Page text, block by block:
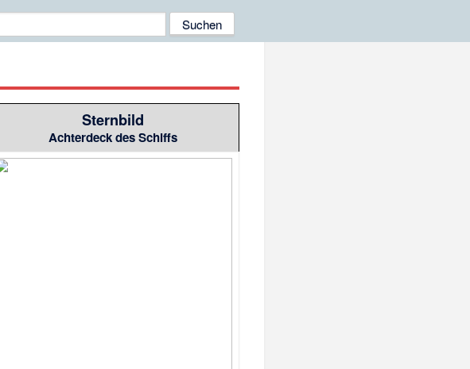
Sternbild
Achterdeck des Schiffs